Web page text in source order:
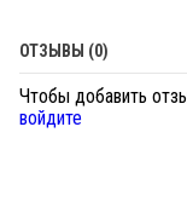
ОТЗЫВЫ (0)
Чтобы добавить
войдите